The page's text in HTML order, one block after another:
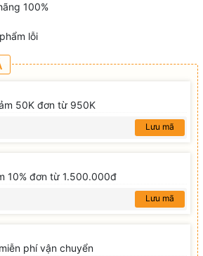
100%
lỗi
50K đơn từ 950K
Lưu mã
10% đơn từ 1.500.000đ
Lưu mã
phí vận chuyển